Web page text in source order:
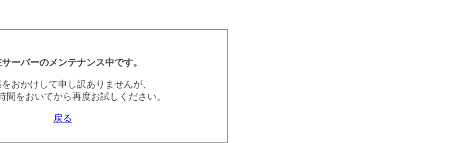
ーバーのメンテナンス中です。
おかけして申し訳ありませんが、
間をおいてから再度お試しください。
戻る